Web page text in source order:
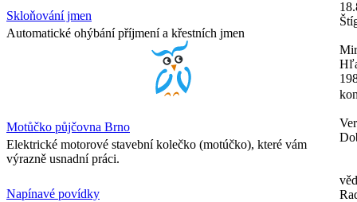
Skloňování jmen
Automatické ohýbání příjmení a křestních jmen
Motůčko půjčovna Brno
Elektrické motorové stavební kolečko (motúčko), které vám
výrazně usnadní práci.
Napínavé povídky